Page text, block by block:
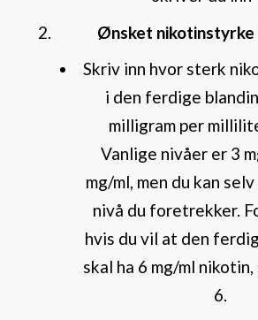
Ønsket nikotinstyrke
Skriv inn hvor sterk
i den ferdige
milligram per
Vanlige nivåer er 3
mg/ml, men du kan
nivå du foretrekker.
hvis du vil at den
skal ha 6 mg/ml
6.